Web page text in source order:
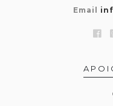
Email